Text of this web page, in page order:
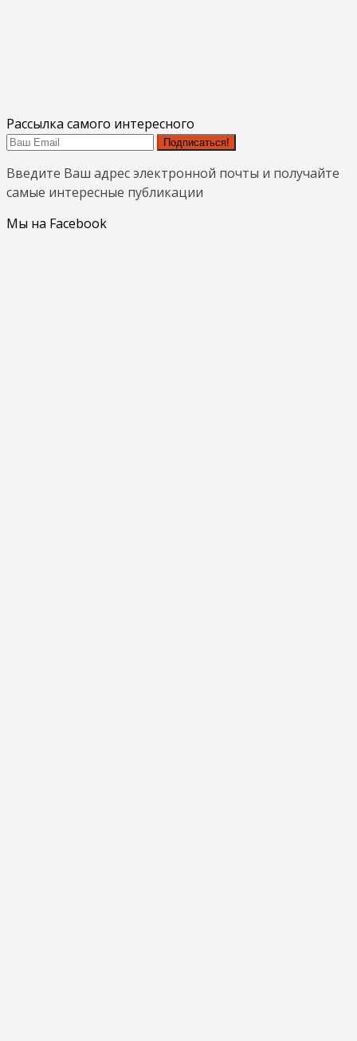
Рассылка самого интересного
Подписаться!
Введите Ваш адрес электронной почты и получайте
самые интересные публикации
Мы на Facebook